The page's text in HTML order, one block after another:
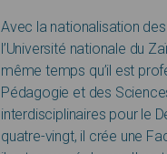
Avec la nationalisation
l’Université nationale du
même temps qu’il est
Pédagogie et des
interdisciplinaires pour le
quatre-vingt, il crée une